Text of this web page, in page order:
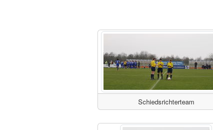
Schiedsrichterteam